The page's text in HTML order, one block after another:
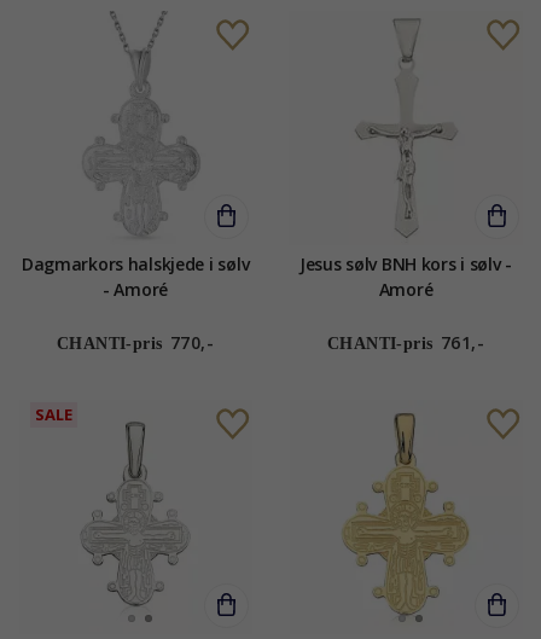
Dagmarkors halskjede i sølv
- Amoré
CHANTI-pris 770,-
Jesus sølv BNH kors i sølv -
Amoré
CHANTI-pris 761,-
SALE